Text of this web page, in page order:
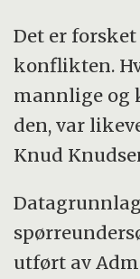
Det er
konflikten.
mannlige og
den, var
Knud
utført av